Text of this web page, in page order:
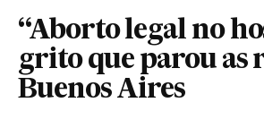
“Aborto legal no
grito que parou as
Buenos Aires